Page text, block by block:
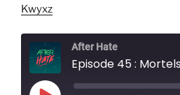
Kwyxz
After Hate
Episode 45 :